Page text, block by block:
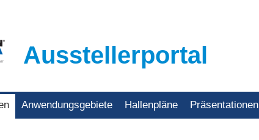
Ausstellerportal
Anwendungsgebiete Hallenpläne Präsentationen